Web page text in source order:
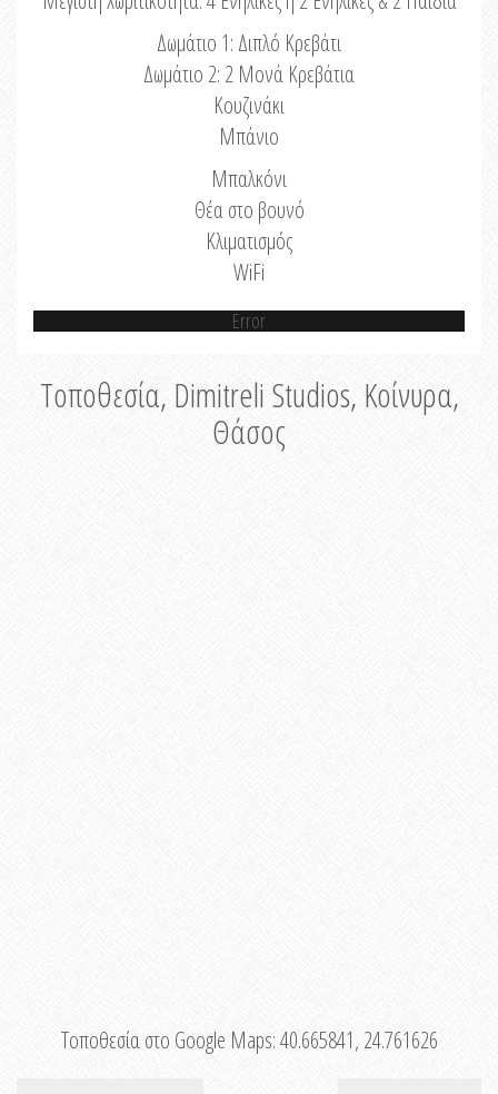
Δωμάτιο 1: Διπλό Κρεβάτι
Δωμάτιο 2: 2 Μονά Κρεβάτια
Κουζινάκι
Μπάνιο
Μπαλκόνι
Θέα στο βουνό
Κλιματισμός
WiFi
Error
Τοποθεσία, Dimitreli Studios, Κοίνυρα,
Θάσος
Τοποθεσία στο Google Maps:40.665841, 24.761626